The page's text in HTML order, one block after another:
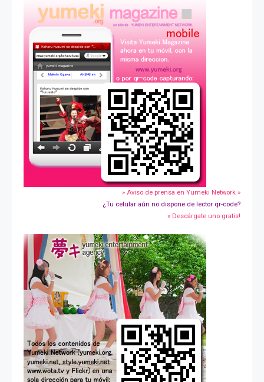
» Aviso de prensa en Yumeki Network »
¿Tu celular aún no dispone de lector qr-code?
» Descárgate uno gratis!